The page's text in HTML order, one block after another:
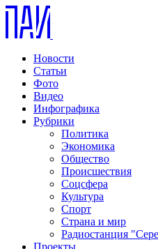
Новости
Статьи
Фото
Видео
Инфографика
Рубрики
Политика
Экономика
Общество
Происшествия
Соцсфера
Культура
Спорт
Страна и мир
Радиостанция
Проекты